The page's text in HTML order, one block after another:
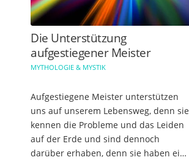
Die Unterstützung
aufgestiegener Meister
MYTHOLOGIE & MYSTIK
Aufgestiegene Meister unterstützen
uns auf unserem Lebensweg, denn sie
kennen die Probleme und das Leiden
auf der Erde und sind dennoch
darüber erhaben, denn sie haben eine